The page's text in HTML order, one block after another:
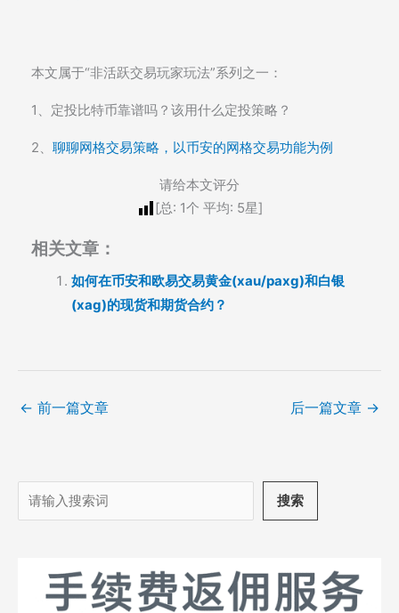
本文属于“非活跃交易玩家玩法”系列之一：
1、定投比特币靠谱吗？该用什么定投策略？
2、 聊聊网格交易策略，以币安的网格交易功能为例
请给本文评分
[总: 1个 平均: 5星]
相关文章：
如何在币安和欧易交易黄金(xau/paxg)和白银
(xag)的现货和期货合约？
← 前一篇文章 后一篇文章 →
搜
索
搜索